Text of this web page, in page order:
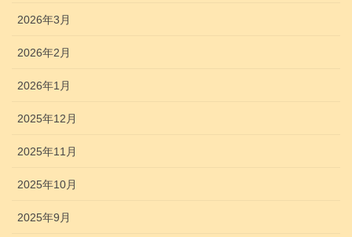
2026年3月
2026年2月
2026年1月
2025年12月
2025年11月
2025年10月
2025年9月